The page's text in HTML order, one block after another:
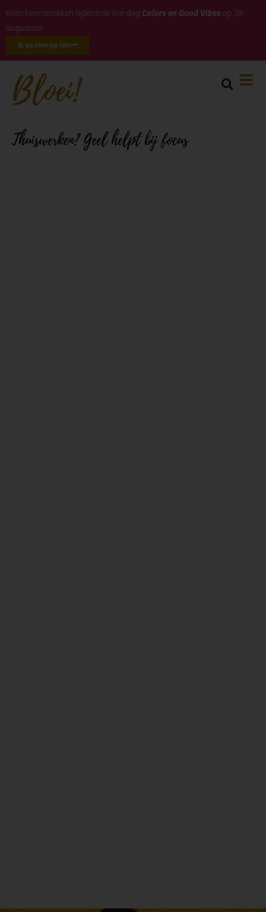
Kom kennismaken tijdens de live dag Colors en Good Vibes op 28
augustus!
Ik ga mee op reis
Thuiswerken? Geel helpt bij focus